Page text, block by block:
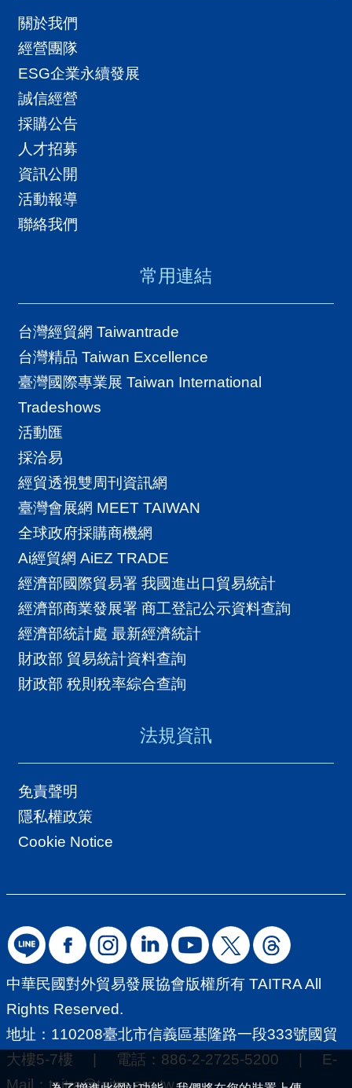
關於我們
經營團隊
ESG企業永續發展
誠信經營
採購公告
人才招募
資訊公開
活動報導
聯絡我們
常用連結
台灣經貿網 Taiwantrade
台灣精品 Taiwan Excellence
臺灣國際專業展 Taiwan International
Tradeshows
活動匯
採洽易
經貿透視雙周刊資訊網
臺灣會展網 MEET TAIWAN
全球政府採購商機網
Ai經貿網 AiEZ TRADE
經濟部國際貿易署 我國進出口貿易統計
經濟部商業發展署 商工登記公示資料查詢
經濟部統計處 最新經濟統計
財政部 貿易統計資料查詢
財政部 稅則稅率綜合查詢
法規資訊
免責聲明
隱私權政策
Cookie Notice
中華民國對外貿易發展協會版權所有 TAITRA All
Rights Reserved.
地址：110208臺北市信義區基隆路一段333號國貿
大樓5-7樓 | 電話：886-2-2725-5200 | E-
Mail： taitra@taitra.org.tw